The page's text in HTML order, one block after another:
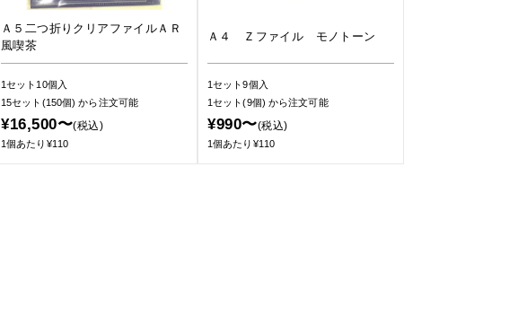
Ａ５二つ折りクリアファイルＡＲ
風喫茶
1セット10個入
15セット(150個)から注文可能
¥16,500〜(税込)
1個あたり¥110
Ａ４ Ｚファイル モノトーン
1セット9個入
1セット(9個) から注文可能
¥990〜(税込)
1個あたり¥110